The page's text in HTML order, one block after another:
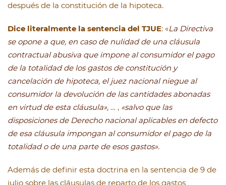
después de la constitución de la hipoteca.
Dice literalmente la sentencia del TJUE: «La Directiva
se opone a que, en caso de nulidad de una cláusula
contractual abusiva que impone al consumidor el pago
de la totalidad de los gastos de constitución y
cancelación de hipoteca, el juez nacional niegue al
consumidor la devolución de las cantidades abonadas
en virtud de esta cláusula», … , «salvo que las
disposiciones de Derecho nacional aplicables en defecto
de esa cláusula impongan al consumidor el pago de la
totalidad o de una parte de esos gastos».
Además de definir esta doctrina en la sentencia de 9 de
julio sobre las cláusulas de reparto de los gastos